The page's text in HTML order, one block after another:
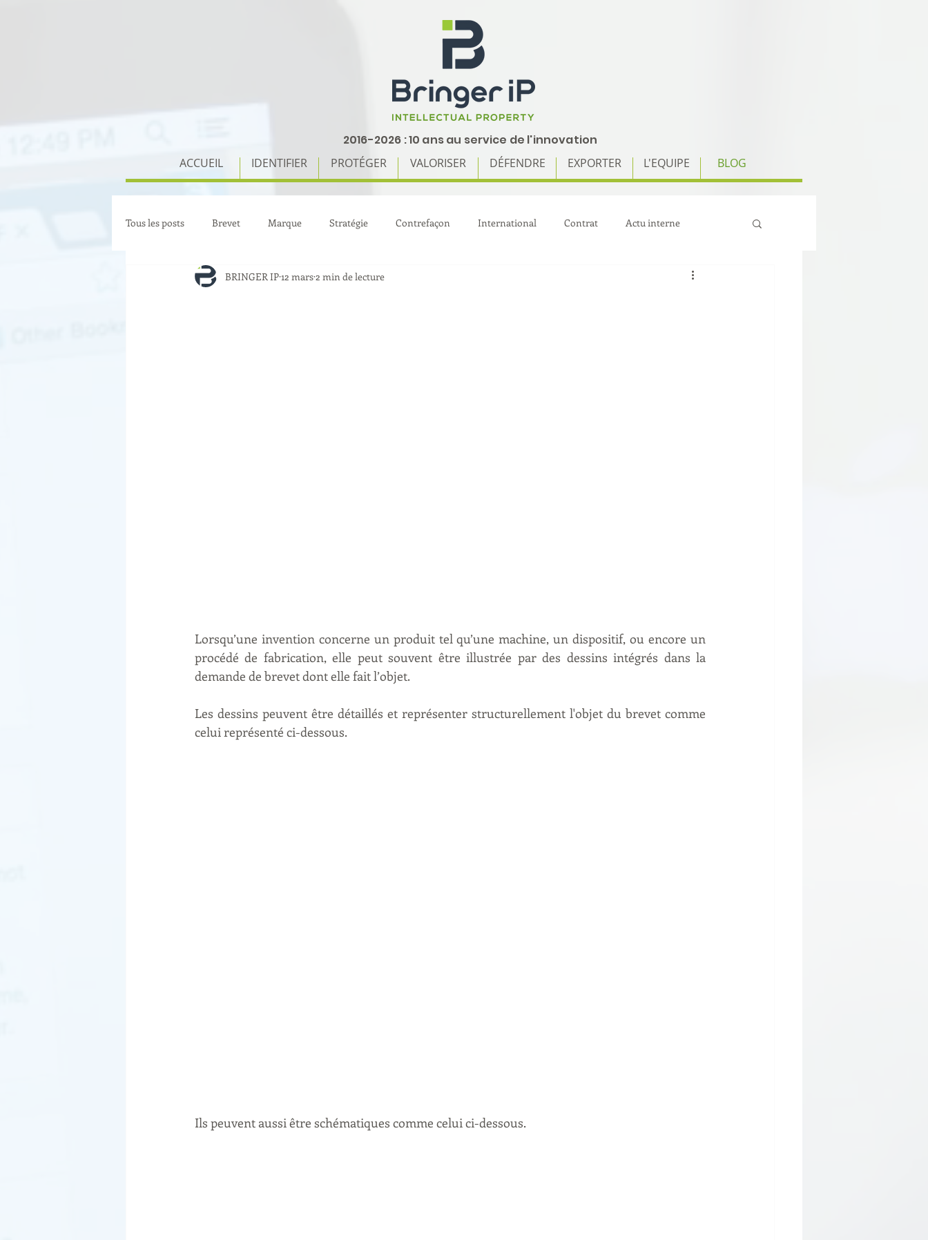
2016-2026 : 10 ans au service de l'innovation
ACCUEIL IDENTIFIER PROTÉGER VALORISER DÉFENDRE EXPORTER L'EQUIPE BLOG
Tous les posts Brevet Marque Stratégie Contrefaçon International Contrat Actu interne
BRINGER IP12 mars 2 min de lecture
Lorsqu’une invention concerne un produit tel qu’une machine, un dispositif, ou encore un
procédé de fabrication, elle peut souvent être illustrée par des dessins intégrés dans la
demande de brevet dont elle fait l’objet.
Les dessins peuvent être détaillés et représenter structurellement l'objet du brevet comme
celui représenté ci-dessous.
Ils peuvent aussi être schématiques comme celui ci-dessous.